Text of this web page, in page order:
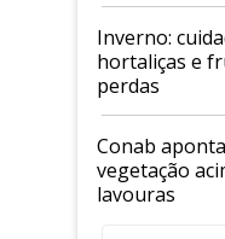
Inverno:
hortaliças e
perdas
Conab
vegetação
lavouras